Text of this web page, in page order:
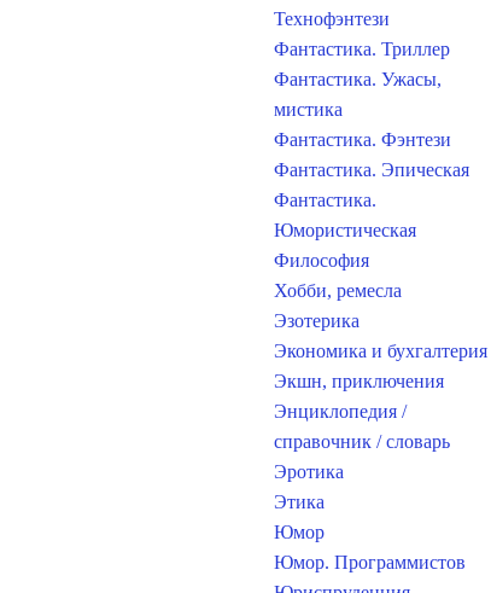
Технофэнтези
Фантастика. Триллер
Фантастика. Ужасы,
мистика
Фантастика. Фэнтези
Фантастика. Эпическая
Фантастика.
Юмористическая
Философия
Хобби, ремесла
Эзотерика
Экономика и бухгалтерия
Экшн, приключения
Энциклопедия /
справочник / словарь
Эротика
Этика
Юмор
Юмор. Программистов